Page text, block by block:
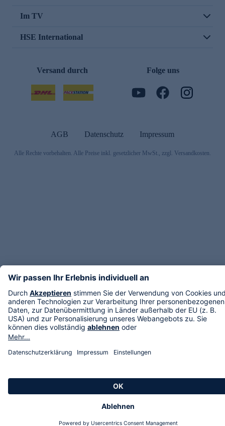
Im TV
HSE International
Versand durch Folge uns
AGB Datenschutz Impressum
Alle Rechte vorbehalten. Alle Preise inkl. gesetzlicher MwSt., zzgl. Versandkosten.